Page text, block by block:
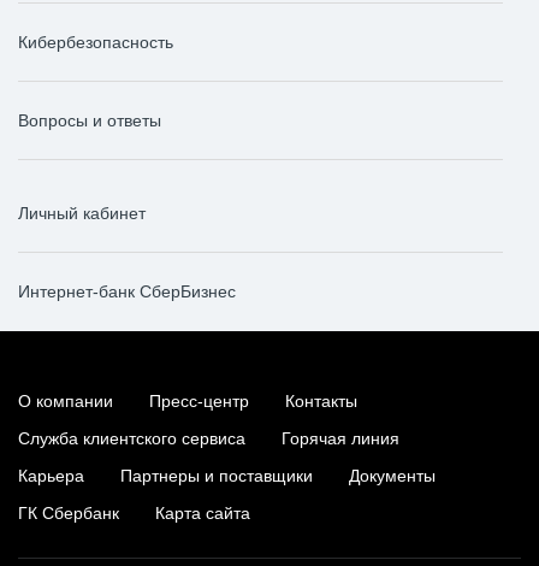
Кибербезопасность
Вопросы и ответы
Личный кабинет
Интернет-банк СберБизнес
О компании Пресс-центр
Контакты
Служба клиентского сервиса
Горячая линия
Карьера
Партнеры и поставщики
Документы
ГК Сбербанк
Карта сайта